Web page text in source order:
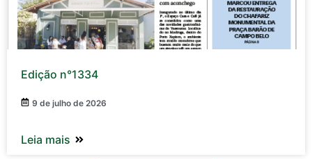
Edição n°1334
9 de julho de 2026
Leia mais